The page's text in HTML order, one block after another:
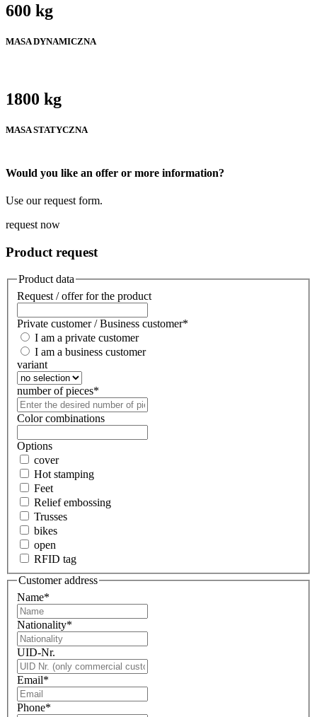
600 kg
MASA DYNAMICZNA
1800 kg
MASA STATYCZNA
Would you like an offer or more information?
Use our request form.
request now
Product request
Product data
Request / offer for the product
Private customer / Business customer*
I am a private customer
I am a business customer
variant
number of pieces*
Color combinations
Options
cover
Hot stamping
Feet
Relief embossing
Trusses
bikes
open
RFID tag
Customer address
Name*
Nationality*
UID-Nr.
Email*
Phone*